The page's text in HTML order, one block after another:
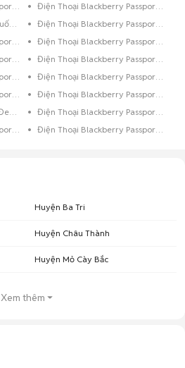
Điện Thoại Blackberry Passport Dưới 8GB Đen
Điện Thoại Blackberry Passport Dưới 8GB Bạc
Blackberry Passport Đen Quốc Tế
Điện Thoại Blackberry Passport Đen
Điện Thoại Blackberry Passport Bạc
Điện Thoại Blackberry Passport 8GB Đen Bóng
Điện Thoại Blackberry Passport 8GB Đen
Điện Thoại Blackberry Passport 8GB Bạc
Điện Thoại Blackberry Passport 64GB Xám
Điện Thoại Blackberry Passport 64GB Đen Bóng
Điện Thoại Blackberry Passport 64GB Đen
Điện Thoại Blackberry Passport 64GB Bạc
Blackberry Passport 32GB Đen Quốc Tế
Điện Thoại Blackberry Passport 32GB Xanh Dương
Điện Thoại Blackberry Passport 32GB Xám
Điện Thoại Blackberry Passport 32GB Trắng
Huyện Ba Tri
Huyện Châu Thành
Huyện Mỏ Cày Bắc
Xem thêm